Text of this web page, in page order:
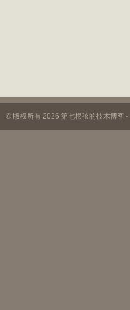
© 版权所有 2026 第七根弦的技术博客